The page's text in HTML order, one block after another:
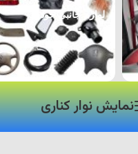
لوازم جانبی خودرو
نمایش نوار کناری